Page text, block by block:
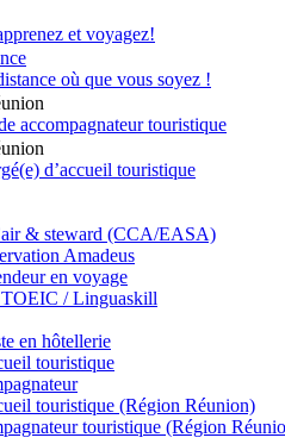
et voyagez!
où que vous soyez !
accompagnateur touristique
d’accueil touristique
& steward (CCA/EASA)
Amadeus
en voyage
/ Linguaskill
en hôtellerie
touristique
touristique (Région Réunion)
touristique (Région